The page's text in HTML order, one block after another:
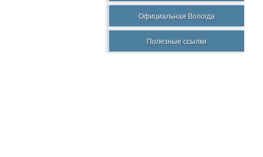
Официальная Вологда
Полезные ссылки